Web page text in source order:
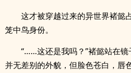
这才被穿越过来的异世界褚懿
笼中鸟身份。
“……这还是我吗？”褚懿站在
并无差别的外貌，但脸色苍白，唇